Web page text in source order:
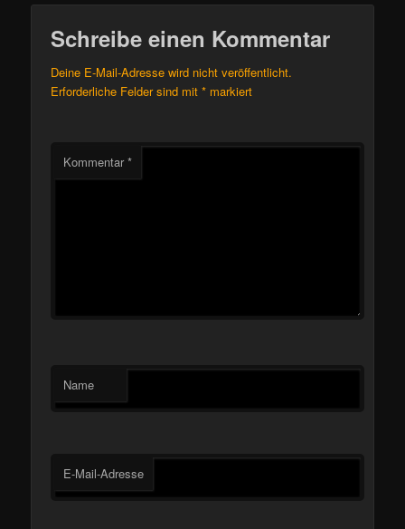
Schreibe einen Kommentar
Deine E-Mail-Adresse wird nicht veröffentlicht.
Erforderliche Felder sind mit* markiert
Kommentar*
Name
E-Mail-Adresse